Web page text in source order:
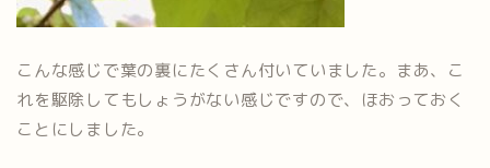
こんな感じで葉の裏にたくさん付いていました。まあ、こ
れを駆除してもしょうがない感じですので、ほおっておく
ことにしました。